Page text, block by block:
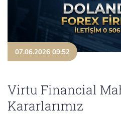
07.06.2026 09:52
Virtu Financial
Kararlarımız